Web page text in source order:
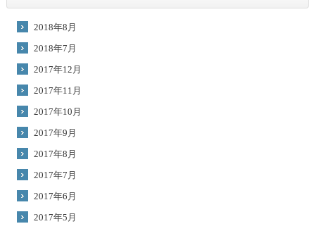
2018年8月
2018年7月
2017年12月
2017年11月
2017年10月
2017年9月
2017年8月
2017年7月
2017年6月
2017年5月